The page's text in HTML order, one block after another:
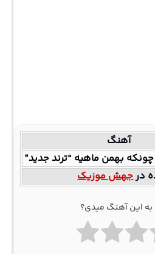
آهنگ
بهمن ماهیه “ترند جدید”
درجهش موزیک
به این آهنگ میدی؟